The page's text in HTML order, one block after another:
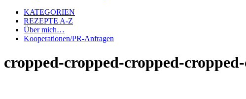
KATEGORIEN
REZEPTE A-Z
Über mich…
Kooperationen/PR-Anfragen
cropped-cropped-cropped-